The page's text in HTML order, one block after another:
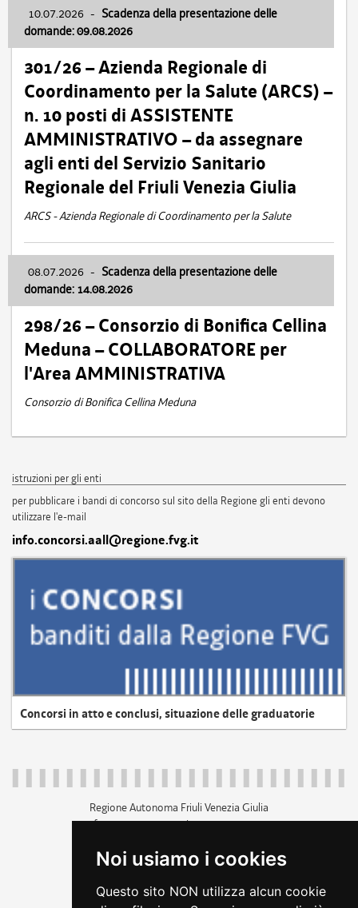
Noi usiamo i cookies
Questo sito NON utilizza alcun cookie
10.07.2026 - Scadenza della presentazione delle
domande: 09.08.2026
301/26 – Azienda Regionale di
Coordinamento per la Salute (ARCS) –
n. 10 posti di ASSISTENTE
AMMINISTRATIVO – da assegnare
agli enti del Servizio Sanitario
Regionale del Friuli Venezia Giulia
ARCS - Azienda Regionale di Coordinamento per la Salute
08.07.2026 - Scadenza della presentazione delle
domande: 14.08.2026
298/26 – Consorzio di Bonifica Cellina
Meduna – COLLABORATORE per
l'Area AMMINISTRATIVA
Consorzio di Bonifica Cellina Meduna
istruzioni per gli enti
per pubblicare i bandi di concorso sul sito della Regione gli enti devono
utilizzare l'e-mail
info.concorsi.aall@regione.fvg.it
Concorsi in atto e conclusi, situazione delle graduatorie
Regione Autonoma Friuli Venezia Giulia
c.f. 80014930327; p.iva 00526040324
+39 040 3771111